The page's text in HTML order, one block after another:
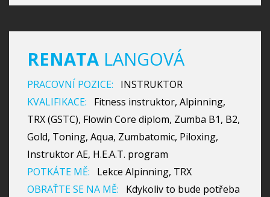
RENATA LANGOVÁ
PRACOVNÍ POZICE:
INSTRUKTOR
KVALIFIKACE:
Fitness instruktor, Alpinning,
TRX (GSTC), Flowin Core diplom, Zumba B1, B2,
Gold, Toning, Aqua, Zumbatomic, Piloxing,
Instruktor AE, H.E.A.T. program
POTKÁTE MĚ:
Lekce Alpinning, TRX
OBRAŤTE SE NA MĚ:
Kdykoliv to bude potřeba